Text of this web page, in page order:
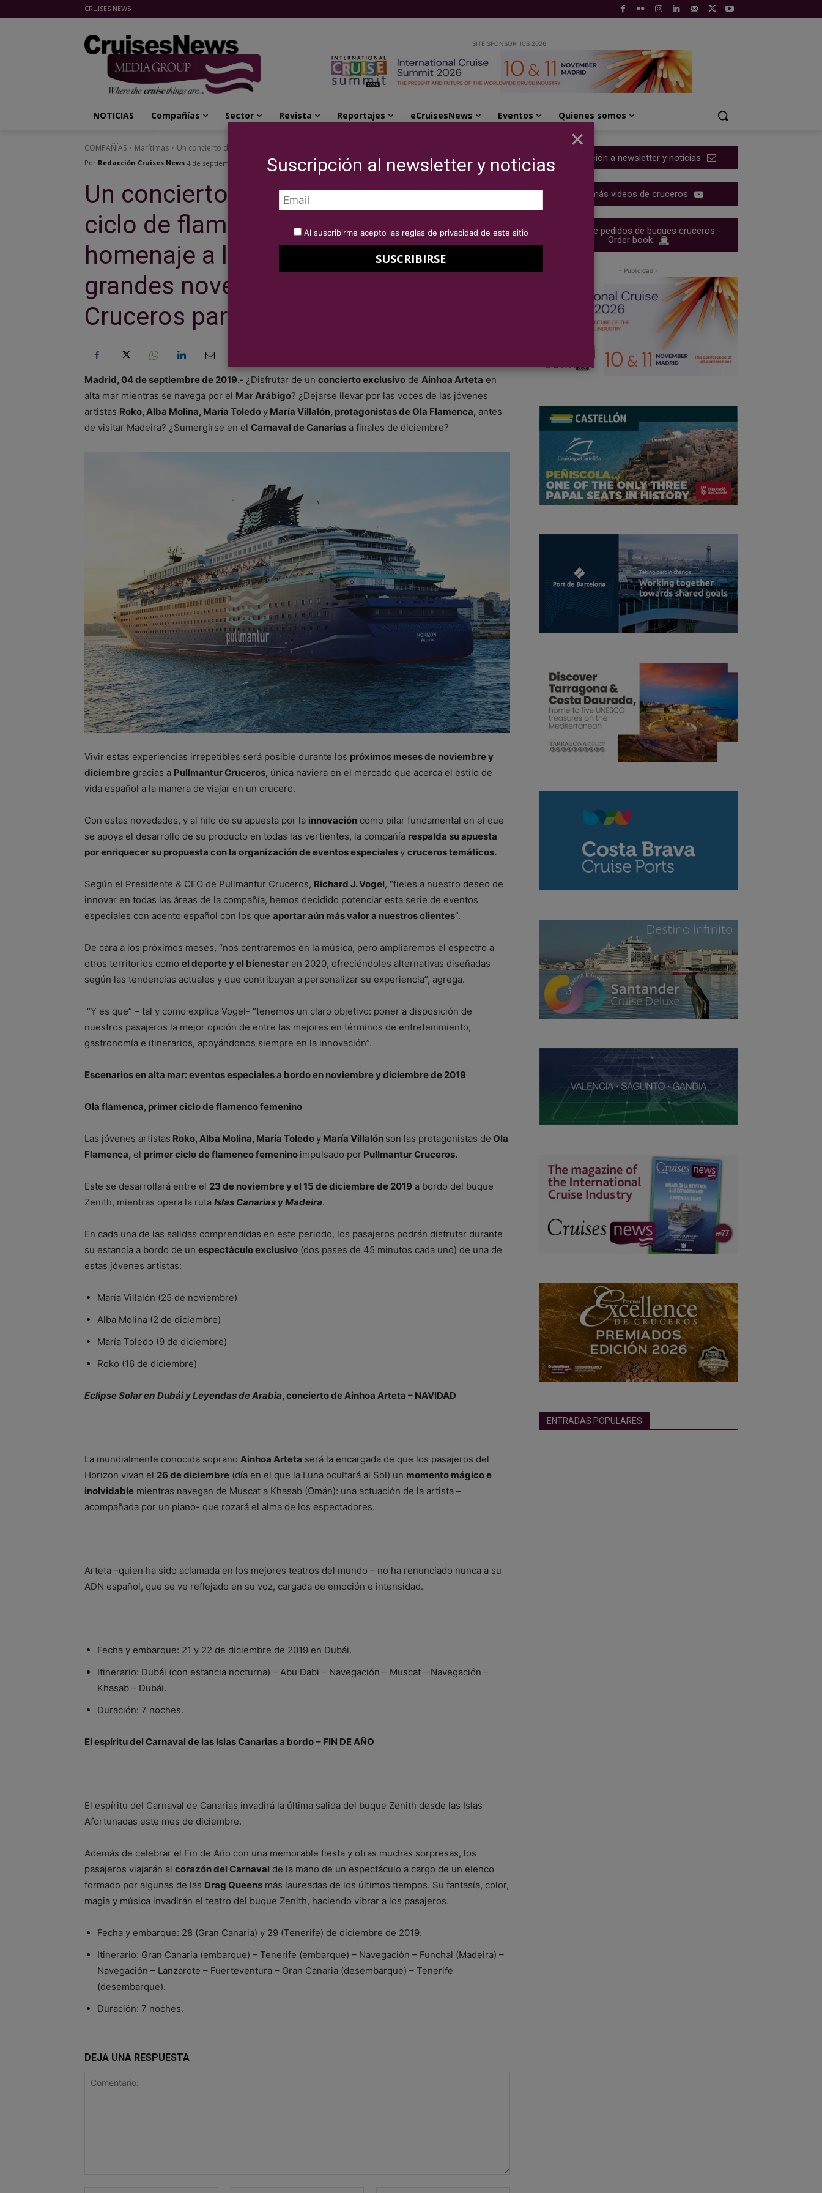
CRUISES NEWS
SITE SPONSOR: ICS 2026
NOTICIAS Compañías Sector Revista Reportajes eCruisesNews Eventos Quienes somos
COMPAÑÍAS Marítimas Un concierto de Ainhoa Arteta, un ciclo de flamenco femenino y un...
Por Redacción Cruises News 4 de septiembre de 2019
Un concierto de Ainhoa Arteta, un
ciclo de flamenco femenino y un
homenaje a las Islas Canarias,
grandes novedades de Pullmantur
Cruceros para noviembre y diciembre
Madrid, 04 de septiembre de 2019.- ¿Disfrutar de un concierto exclusivo de Ainhoa Arteta en
alta mar mientras se navega por el Mar Arábigo? ¿Dejarse llevar por las voces de las jóvenes
artistas Roko, Alba Molina, María Toledoy María Villalón, protagonistas de Ola Flamenca, antes
de visitar Madeira? ¿Sumergirse en el Carnaval de Canarias a finales de diciembre?
Vivir estas experiencias irrepetibles será posible durante los próximos meses de noviembre y
diciembre gracias a Pullmantur Cruceros, única naviera en el mercado que acerca el estilo de
vida español a la manera de viajar en un crucero.
Con estas novedades, y al hilo de su apuesta por la innovación como pilar fundamental en el que
se apoya el desarrollo de su producto en todas las vertientes, la compañía respalda su apuesta
por enriquecer su propuesta con la organización de eventos especialesy cruceros temáticos.
Según el Presidente & CEO de Pullmantur Cruceros, Richard J. Vogel, “fieles a nuestro deseo de
innovar en todas las áreas de la compañía, hemos decidido potenciar esta serie de eventos
especiales con acento español con los que aportar aún más valor a nuestros clientes”.
De cara a los próximos meses, “nos centraremos en la música, pero ampliaremos el espectro a
otros territorios como el deporte y el bienestar en 2020, ofreciéndoles alternativas diseñadas
según las tendencias actuales y que contribuyan a personalizar su experiencia”, agrega.
“Y es que” – tal y como explica Vogel- “tenemos un claro objetivo: poner a disposición de
nuestros pasajeros la mejor opción de entre las mejores en términos de entretenimiento,
gastronomía e itinerarios, apoyándonos siempre en la innovación”.
Escenarios en alta mar: eventos especiales a bordo en noviembre y diciembre de 2019
Ola flamenca, primer ciclo de flamenco femenino
Las jóvenes artistas Roko, Alba Molina, María Toledoy María Villalón son las protagonistas de Ola
Flamenca, el primer ciclo de flamenco femenino impulsado por Pullmantur Cruceros.
Este se desarrollará entre el 23 de noviembre y el 15 de diciembre de 2019 a bordo del buque
Zenith, mientras opera la ruta Islas Canarias y Madeira.
En cada una de las salidas comprendidas en este periodo, los pasajeros podrán disfrutar durante
su estancia a bordo de un espectáculo exclusivo (dos pases de 45 minutos cada uno) de una de
estas jóvenes artistas:
María Villalón (25 de noviembre)
Alba Molina (2 de diciembre)
María Toledo (9 de diciembre)
Roko (16 de diciembre)
Eclipse Solaren Dubái y Leyendas de Arabia, concierto de Ainhoa Arteta – NAVIDAD
La mundialmente conocida soprano Ainhoa Arteta será la encargada de que los pasajeros del
Horizon vivan el 26 de diciembre (día en el que la Luna ocultará al Sol) un momento mágico e
inolvidable mientras navegan de Muscat a Khasab (Omán): una actuación de la artista –
acompañada por un piano- que rozará el alma de los espectadores.
Arteta –quien ha sido aclamada en los mejores teatros del mundo – no ha renunciado nunca a su
ADN español, que se ve reflejado en su voz, cargada de emoción e intensidad.
Fecha y embarque: 21 y 22 de diciembre de 2019 en Dubái.
Itinerario: Dubái (con estancia nocturna) – Abu Dabi – Navegación – Muscat – Navegación –
Khasab – Dubái.
Duración: 7 noches.
El espíritu del Carnaval de las Islas Canarias a bordo – FIN DE AÑO
El espíritu del Carnaval de Canarias invadirá la última salida del buque Zenith desde las Islas
Afortunadas este mes de diciembre.
Además de celebrar el Fin de Año con una memorable fiesta y otras muchas sorpresas, los
pasajeros viajarán al corazón del Carnaval de la mano de un espectáculo a cargo de un elenco
formado por algunas de las Drag Queens más laureadas de los últimos tiempos. Su fantasía, color,
magia y música invadirán el teatro del buque Zenith, haciendo vibrar a los pasajeros.
Fecha y embarque: 28 (Gran Canaria) y 29 (Tenerife) de diciembre de 2019.
Itinerario: Gran Canaria (embarque) – Tenerife (embarque) – Navegación – Funchal (Madeira) –
Navegación – Lanzarote – Fuerteventura – Gran Canaria (desembarque) – Tenerife
(desembarque).
Duración: 7 noches.
DEJA UNA RESPUESTA
Suscripción a newsletter y noticias
Ver más videos de cruceros
Cartera de pedidos de buques cruceros -
Order book
- Publicidad -
ENTRADAS POPULARES
×
Suscripción al newsletter y noticias
Al suscribirme acepto las reglas de privacidad de este sitio